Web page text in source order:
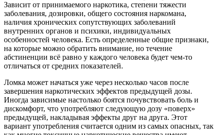
Зависит от принимаемого наркотика, степени тяжести
заболевания, дозировки, общего состояния наркомана,
наличия хронических сопутствующих заболеваний
внутренних органов и психики, индивидуальных
особенностей человека. Есть определенные общие признаки,
на которые можно обратить внимание, но течение
абстиненции всё равно у каждого человека будет чем-то
отличаться от средних показателей.
Ломка может начаться уже через несколько часов после
завершения наркотических эффектов предыдущей дозы.
Иногда зависимые настолько боятся почувствовать боль и
дискомфорт, что употребляют следующую дозу «поверх»
предыдущей, накладывая эффекты друг на друга. Этот
вариант употребления считается одним из самых опасных, так